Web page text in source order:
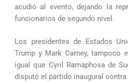
acudió al evento, dejando la
funcionarios de segundo nivel.
Los presidentes de Estados
Trump y Mark Carney, tampoco
igual que Cyril Ramaphosa de
disputó el partido inaugural